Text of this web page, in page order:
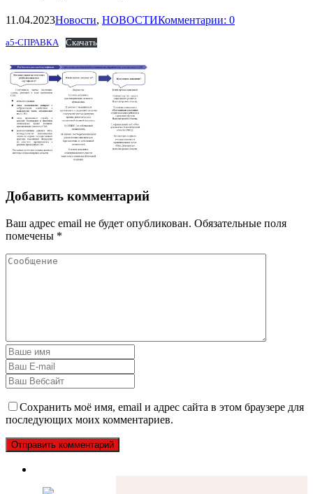
11.04.2023Новости, НОВОСТИКомментарии: 0
а5-СПРАВКА Скачать
Добавить комментарий
Ваш адрес email не будет опубликован. Обязательные поля
помечены *
Сохранить моё имя, email и адрес сайта в этом браузере для
последующих моих комментариев.